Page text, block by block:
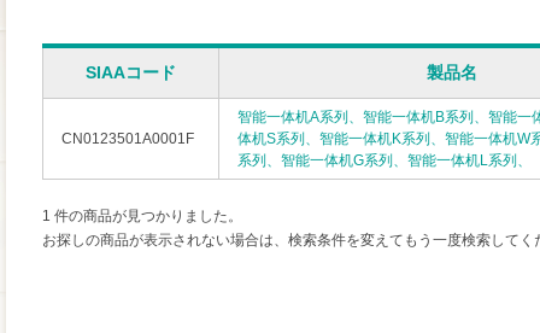
SIAAコード 製品名
CN0123501A0001F
智能一体机A系列、智能一体机B系列、智能一
体机S系列、智能一体机K系列、智能一体机W
系列、智能一体机G系列、智能一体机L系列、
1 件の商品が見つかりました。
お探しの商品が表示されない場合は、検索条件を変えてもう一度検索してく